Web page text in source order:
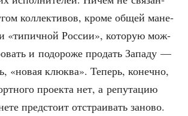
кол­лек­ти­вов, кро­ме общей мане­
«типич­ной Рос­сии», кото­рую мож­
и подо­ро­же про­дать Запа­ду —
«новая клюк­ва». Теперь, конеч­но,
про­ек­та нет, а репу­та­цию
пред­сто­ит отстра­и­вать зано­во.